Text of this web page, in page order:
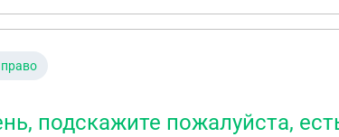
подскажите пожалуйста,